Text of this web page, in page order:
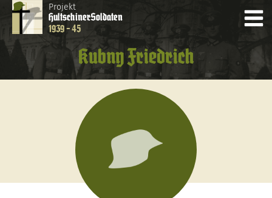
Projekt
HultschinerSoldaten
1939 - 45
Kubny Friedrich